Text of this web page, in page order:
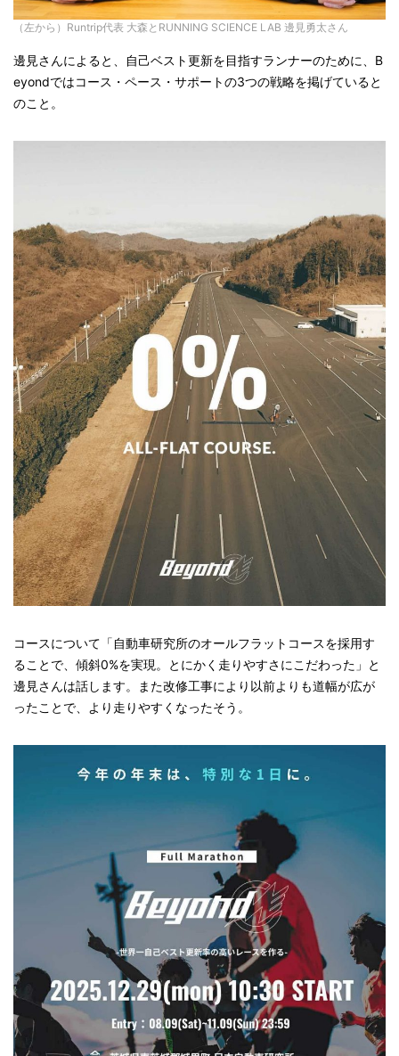
（左から）Runtrip代表 大森とRUNNING SCIENCE LAB 邊見勇太さん
邊見さんによると、自己ベスト更新を目指すランナーのために、B
eyondではコース・ペース・サポートの3つの戦略を掲げていると
のこと。
コースについて「自動車研究所のオールフラットコースを採用す
ることで、傾斜0%を実現。とにかく走りやすさにこだわった」と
邊見さんは話します。また改修工事により以前よりも道幅が広が
ったことで、より走りやすくなったそう。